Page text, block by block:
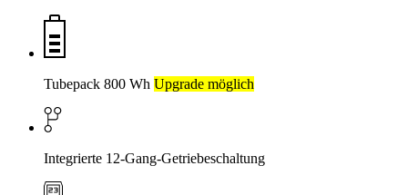
Tubepack 800 Wh Upgrade möglich
Integrierte 12-Gang-Getriebeschaltung